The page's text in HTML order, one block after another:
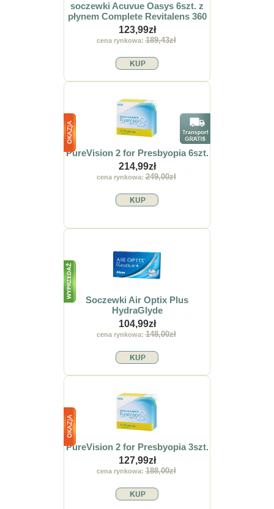
soczewki Acuvue Oasys 6szt. z
płynem Complete Revitalens 360
123,99zł
cena rynkowa:189,43zł
PureVision 2 for Presbyopia 6szt.
214,99zł
cena rynkowa:249,00zł
Soczewki Air Optix Plus
HydraGlyde
104,99zł
cena rynkowa:148,00zł
PureVision 2 for Presbyopia 3szt.
127,99zł
cena rynkowa:188,00zł